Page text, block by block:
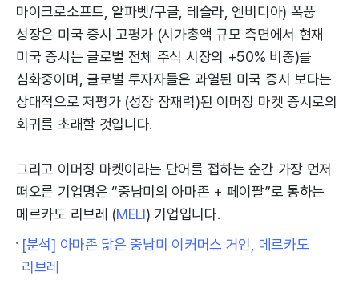
마이크로소프트, 알파벳/구글, 테슬라, 엔비디아) 폭풍
성장은 미국 증시 고평가 (시가총액 규모 측면에서 현재
미국 증시는 글로벌 전체 주식 시장의 +50% 비중)를
심화중이며, 글로벌 투자자들은 과열된 미국 증시 보다는
상대적으로 저평가 (성장 잠재력)된 이머징 마켓 증시로의
회귀를 초래할 것입니다.
그리고 이머징 마켓이라는 단어를 접하는 순간 가장 먼저
떠오른 기업명은 “중남미의 아마존 + 페이팔”로 통하는
메르카도 리브레 (MELI) 기업입니다.
[분석] 아마존 닮은 중남미 이커머스 거인, 메르카도
리브레